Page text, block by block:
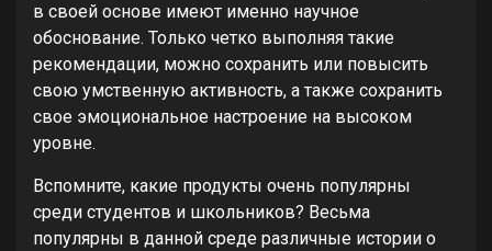
в своей основе имеют именно научное
обоснование. Только четко выполняя такие
рекомендации, можно сохранить или повысить
свою умственную активность, а также сохранить
свое эмоциональное настроение на высоком
уровне.
Вспомните, какие продукты очень популярны
среди студентов и школьников? Весьма
популярны в данной среде различные истории о